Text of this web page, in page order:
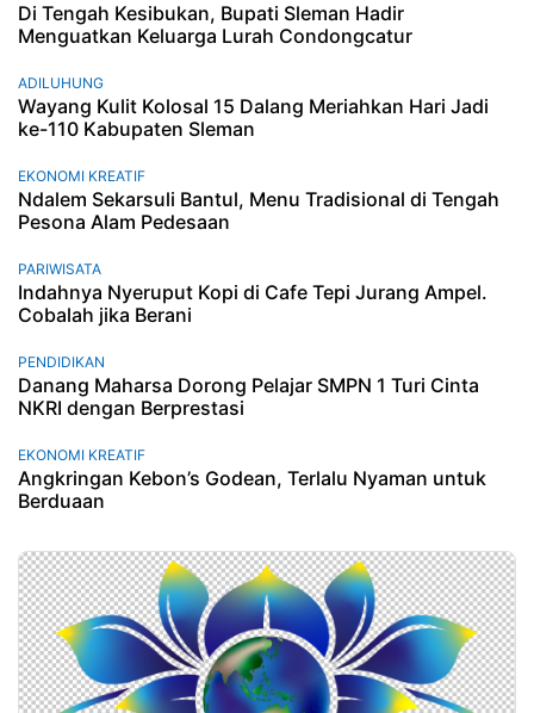
Di Tengah Kesibukan, Bupati Sleman Hadir
Menguatkan Keluarga Lurah Condongcatur
ADILUHUNG
Wayang Kulit Kolosal 15 Dalang Meriahkan Hari Jadi
ke-110 Kabupaten Sleman
EKONOMI KREATIF
Ndalem Sekarsuli Bantul, Menu Tradisional di Tengah
Pesona Alam Pedesaan
PARIWISATA
Indahnya Nyeruput Kopi di Cafe Tepi Jurang Ampel.
Cobalah jika Berani
PENDIDIKAN
Danang Maharsa Dorong Pelajar SMPN 1 Turi Cinta
NKRI dengan Berprestasi
EKONOMI KREATIF
Angkringan Kebon’s Godean, Terlalu Nyaman untuk
Berduaan